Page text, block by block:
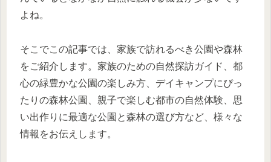
よね。
そこでこの記事では、家族で訪れるべき公園や森林
をご紹介します。家族のための自然探訪ガイド、都
心の緑豊かな公園の楽しみ方、デイキャンプにぴっ
たりの森林公園、親子で楽しむ都市の自然体験、思
い出作りに最適な公園と森林の選び方など、様々な
情報をお伝えします。